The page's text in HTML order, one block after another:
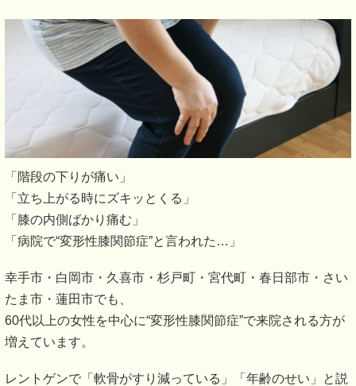
「階段の下りが痛い」
「立ち上がる時にズキッとくる」
「膝の内側ばかり痛む」
「病院で“変形性膝関節症”と言われた…」
幸手市・白岡市・久喜市・杉戸町・宮代町・春日部市・さい
たま市・蓮田市でも、
60代以上の女性を中心に“変形性膝関節症”で来院される方が
増えています。
レントゲンで「軟骨がすり減っている」「年齢のせい」と説